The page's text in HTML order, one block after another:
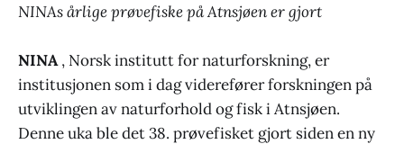
NINAs årlige prøvefiske på Atnsjøen er gjort
NINA, Norsk institutt for naturforskning, er
institusjonen som i dag viderefører forskningen på
utviklingen av naturforhold og fisk i Atnsjøen.
Denne uka ble det 38. prøvefisket gjort siden en ny